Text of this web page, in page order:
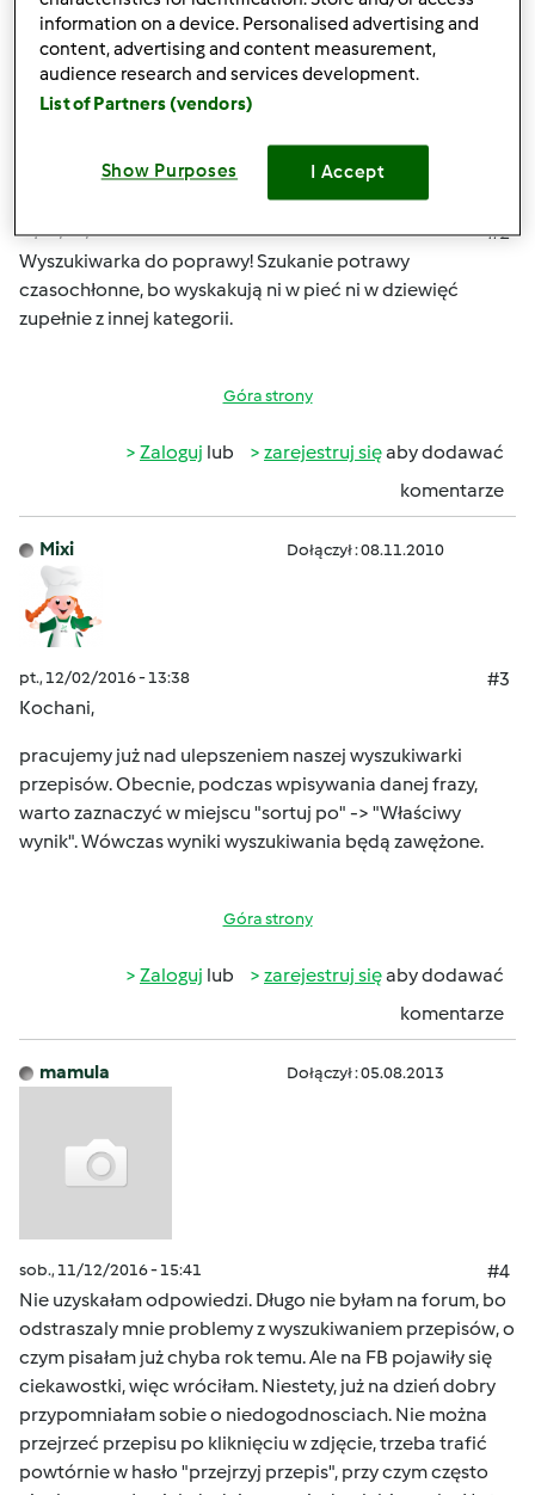
Zalogujlub zarejestruj sięaby dodawać
komentarze
boogna
śr., 01/04/2017 - 12:20
#2
Wyszukiwarka do poprawy! Szukanie potrawy
czasochłonne, bo wyskakują ni w pieć ni w dziewięć
zupełnie z innej kategorii.
Góra strony
Zaloguj lub zarejestruj sięaby dodawać
komentarze
Mixi Dołączył : 08.11.2010
pt., 12/02/2016 - 13:38
#3
Kochani,
pracujemy już nad ulepszeniem naszej wyszukiwarki
przepisów. Obecnie, podczas wpisywania danej frazy,
warto zaznaczyć w miejscu "sortuj po" -> "Właściwy
wynik". Wówczas wyniki wyszukiwania będą zawężone.
Góra strony
Zaloguj lub zarejestruj sięaby dodawać
komentarze
mamula Dołączył : 05.08.2013
sob., 11/12/2016 - 15:41
#4
Nie uzyskałam odpowiedzi. Długo nie byłam na forum, bo
odstraszaly mnie problemy z wyszukiwaniem przepisów, o
czym pisałam już chyba rok temu. Ale na FB pojawiły się
ciekawostki, więc wróciłam. Niestety, już na dzień dobry
przypomniałam sobie o niedogodnosciach. Nie można
przejrzeć przepisu po kliknięciu w zdjęcie, trzeba trafić
powtórnie w hasło "przejrzyj przepis", przy czym często
information on a device. Personalised advertising and
content, advertising and content measurement,
audience research and services development.
List of Partners (vendors)
Show Purposes I Accept